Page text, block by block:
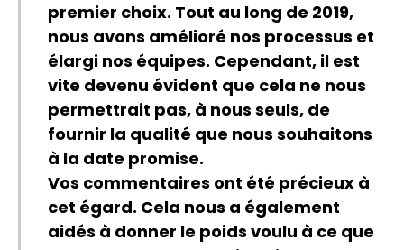
premier choix. Tout au long de 2019,
nous avons amélioré nos processus et
élargi nos équipes. Cependant, il est
vite devenu évident que cela ne nous
permettrait pas, à nous seuls, de
fournir la qualité que nous souhaitons
à la date promise.
Vos commentaires ont été précieux à
cet égard. Cela nous a également
aidés à donner le poids voulu à ce que